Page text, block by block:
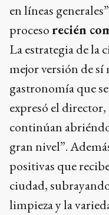
en líneas
procesorecién
La estrategia de la
mejor versión de
gastronomía que
expresó el
continúan
gran nivel”.
positivas que
ciudad,
limpieza y la